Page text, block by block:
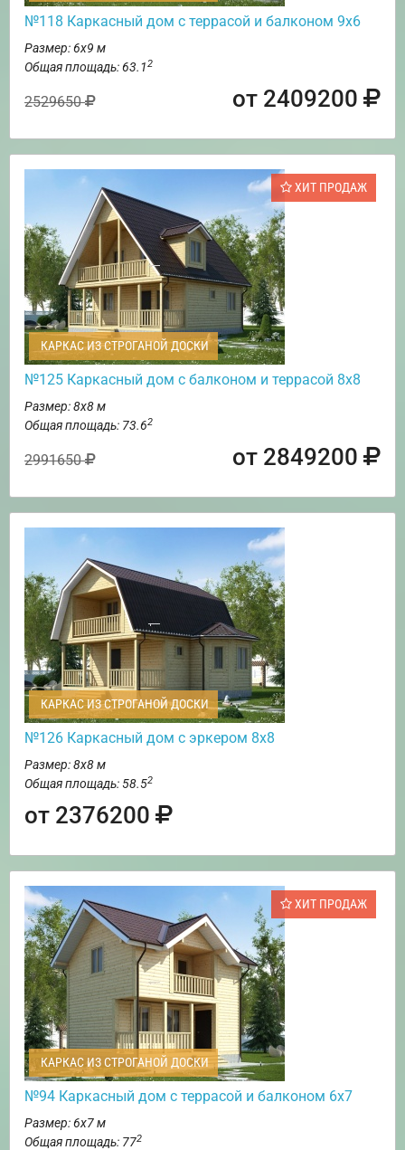
№118 Каркасный дом с террасой и балконом 9х6
Размер: 6х9 м
Общая площадь: 63.12
2529650 от 2409200
ХИТ ПРОДАЖ
КАРКАС ИЗ СТРОГАНОЙ ДОСКИ
№125 Каркасный дом с балконом и террасой 8х8
Размер: 8х8 м
Общая площадь: 73.62
2991650 от 2849200
КАРКАС ИЗ СТРОГАНОЙ ДОСКИ
№126 Каркасный дом с эркером 8х8
Размер: 8х8 м
Общая площадь: 58.52
от 2376200
ХИТ ПРОДАЖ
КАРКАС ИЗ СТРОГАНОЙ ДОСКИ
№94 Каркасный дом с террасой и балконом 6х7
Размер: 6х7 м
Общая площадь: 772